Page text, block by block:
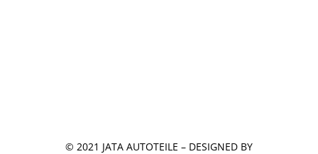
© 2021 JATA AUTOTEILE – DESIGNED BY